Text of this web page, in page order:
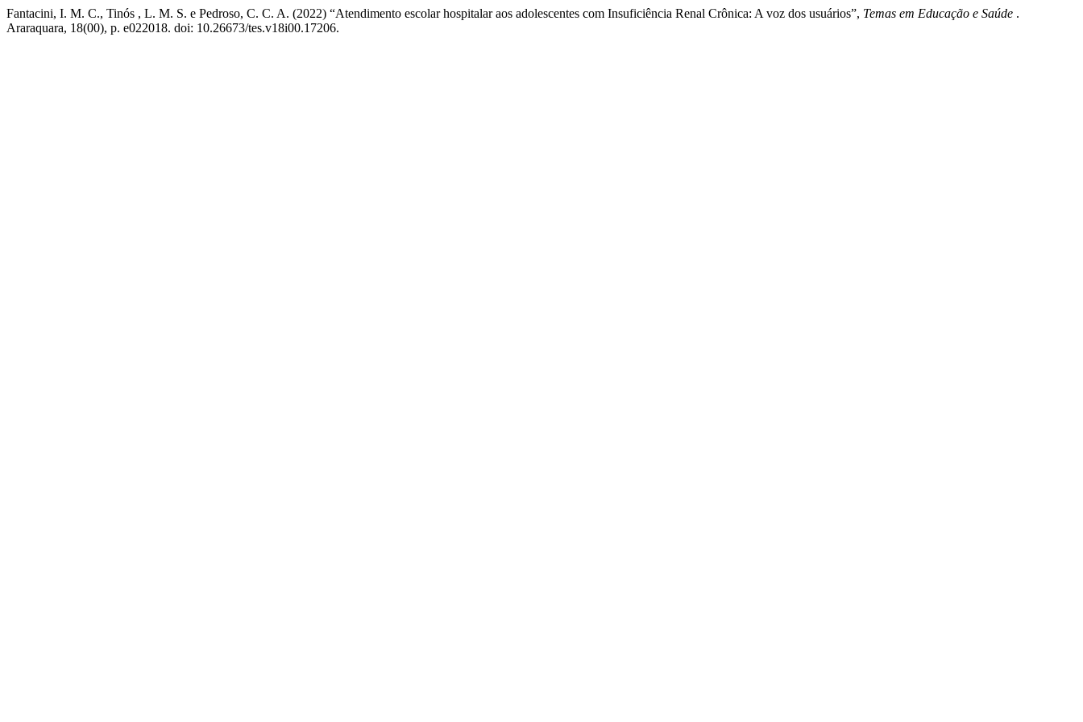
Fantacini, I. M. C., Tinós , L. M. S. e Pedroso, C. C. A. (2022) “Atendimento escolar hospitalar aos adolescentes com Insuficiência Renal Crônica: A voz dos usuários”, Temas em Educação e Saúde .
Araraquara, 18(00), p. e022018. doi: 10.26673/tes.v18i00.17206.